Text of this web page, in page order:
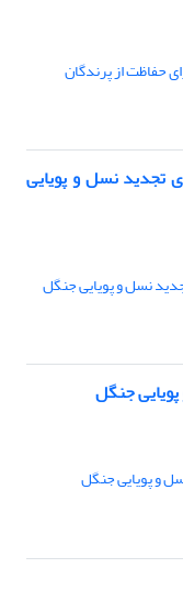
تجدید نسل و پویایی
جنگل